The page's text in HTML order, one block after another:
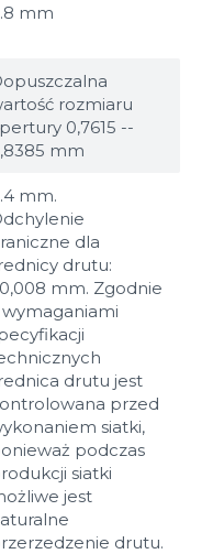
mm
rozmiaru
0,7615 --
mm
mm.
dla
drutu:
mm. Zgodnie
wymaganiami
drutu jest
przed
siatki,
podczas
siatki
jest
drutu.